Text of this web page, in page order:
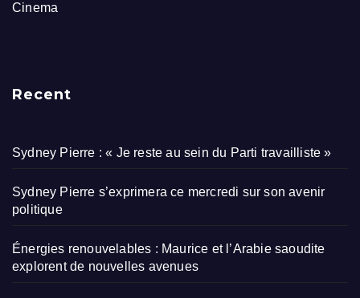
Cinema
Recent
Sydney Pierre : « Je reste au sein du Parti travailliste »
Sydney Pierre s’exprimera ce mercredi sur son avenir
politique
Énergies renouvelables : Maurice et l’Arabie saoudite
explorent de nouvelles avenues